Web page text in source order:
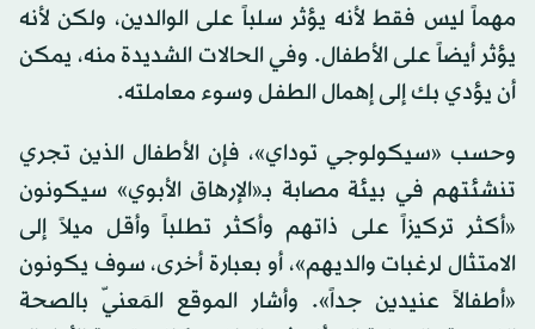
مهماً ليس فقط لأنه يؤثر سلباً على الوالدين، ولكن لأنه
يؤثر أيضاً على الأطفال. وفي الحالات الشديدة منه، يمكن
أن يؤدي بك إلى إهمال الطفل وسوء معاملته.
وحسب «سيكولوجي توداي»، فإن الأطفال الذين تجري
تنشئتهم في بيئة مصابة بـ«الإرهاق الأبوي» سيكونون
«أكثر تركيزاً على ذاتهم وأكثر تطلباً وأقل ميلاً إلى
الامتثال لرغبات والديهم»، أو بعبارة أخرى، سوف يكونون
«أطفالاً عنيدين جداً». وأشار الموقع المَعنيّ بالصحة